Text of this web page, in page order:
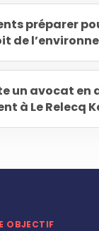
préparer
de
un avocat en
à Le Relecq
OBJECTIF